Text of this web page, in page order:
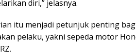
diri,” jelasnya.
itu menjadi petunjuk penting
pelaku, yakni sepeda motor